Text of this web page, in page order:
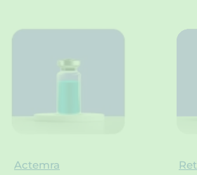
Actemra